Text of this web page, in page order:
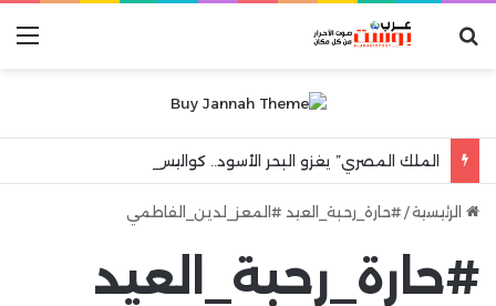
بحث عن
الرئيسية/ #حارة_رحبة_العيد #المعز_لدين_الفاطمي
#حارة_رحبة_العيد